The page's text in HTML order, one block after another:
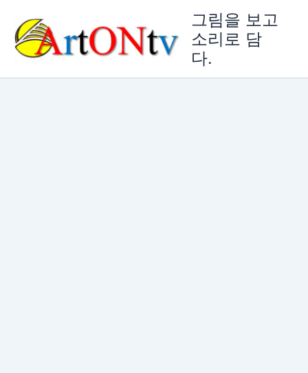
그림을 보고
소리로 담
다.